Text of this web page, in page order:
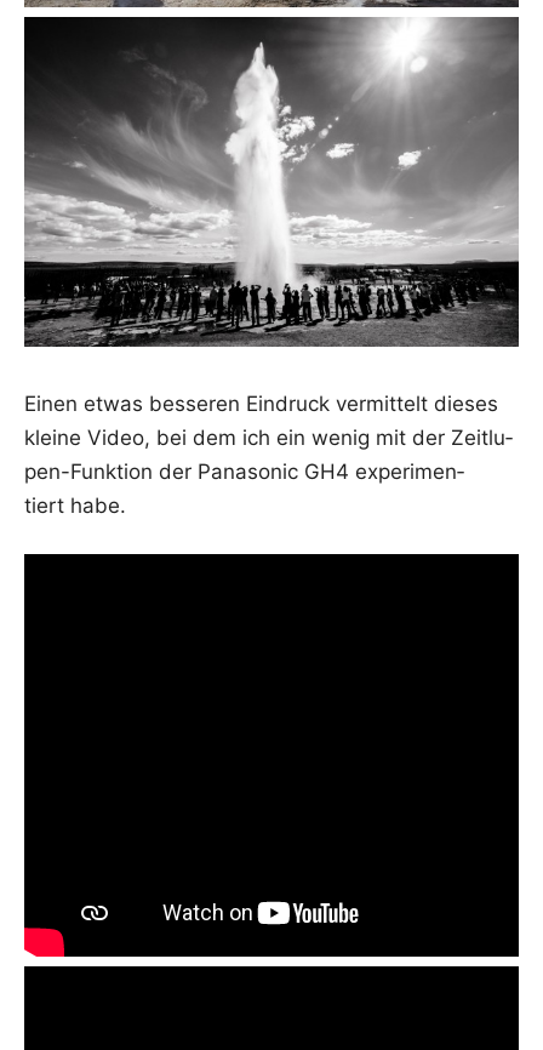
Einen etwas bes­se­ren Ein­druck ver­mit­telt die­ses
klei­ne Video, bei dem ich ein wenig mit der Zeit­lu­
pen-Funk­ti­on der Pana­so­nic GH4 expe­ri­men­
tiert habe.